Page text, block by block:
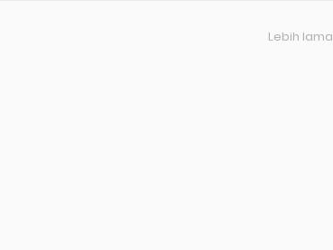
Lebih lama